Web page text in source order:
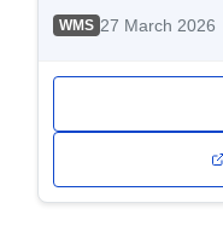
WMS 27 March 2026